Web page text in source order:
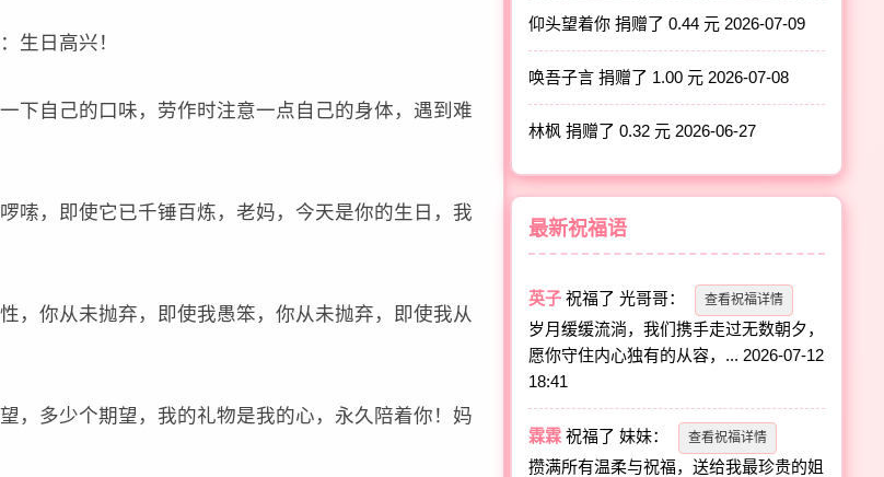
生日高兴！
自己的口味，劳作时注意一点自己的身体，遇到难
，即使它已千锤百炼，老妈，今天是你的生日，我
你从未抛弃，即使我愚笨，你从未抛弃，即使我从
多少个期望，我的礼物是我的心，永久陪着你！妈
仰头望着你 捐赠了 0.44 元 2026-07-09
唤吾子言 捐赠了 1.00 元 2026-07-08
林枫 捐赠了 0.32 元 2026-06-27
最新祝福语
英子 祝福了光哥哥： 查看祝福详情
岁月缓缓流淌，我们携手走过无数朝夕，
愿你守住内心独有的从容，... 2026-07-12
18:41
霖霖 祝福了妹妹： 查看祝福详情
攒满所有温柔与祝福，送给我最珍贵的姐